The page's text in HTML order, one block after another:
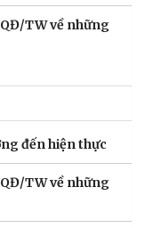
TW về những
đến hiện thực
TW về những